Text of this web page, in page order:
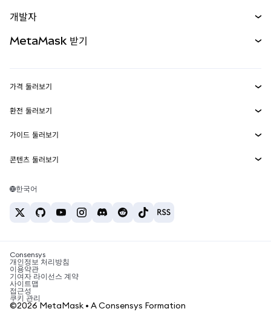
무기한 선물
실물자산
개발자
MetaMask Connect
Snaps
웹3 서비스
MetaMask 받기
보안
고객 지원
채용
가격 둘러보기
이더리움 가격
솔라나 가격
테더 가격
환전 둘러보기
ETH를 USD로 환전
USDT를 INR로 환전
BTC를 INR로 환전
ETH를 USDT로 환전
가이드 둘러보기
ETH 매수
USDT 매수
SHIB 매수
BNB 매수
콘텐츠 둘러보기
솔라나 지갑
암호화폐 세금 뉴스
암호화폐 매수 방법
비트코인 매도 방법
한국어
Consensys
개인정보 처리방침
이용약관
기여자 라이선스 계약
사이트맵
접근성
쿠키 관리
©2026 MetaMask • A Consensys Formation